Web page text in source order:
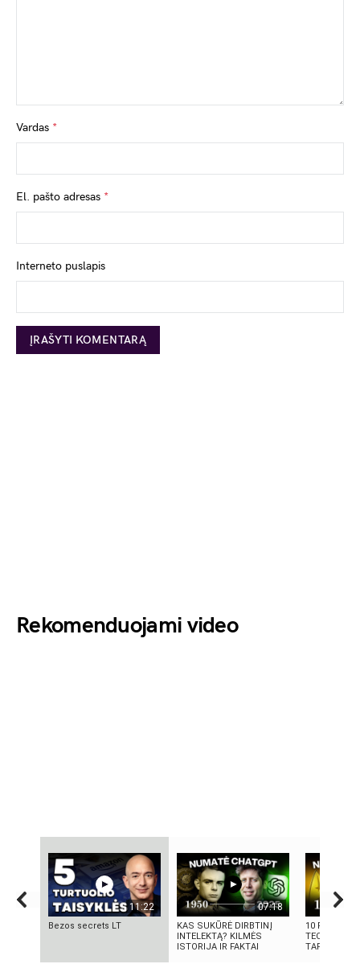
Vardas *
El. pašto adresas *
Interneto puslapis
Rekomenduojami video
11:22
Bezos secrets LT
07:18
KAS SUKŪRĖ DIRBTINĮ
INTELEKTĄ? KILMĖS
ISTORIJA IR FAKTAI
10
TAPO